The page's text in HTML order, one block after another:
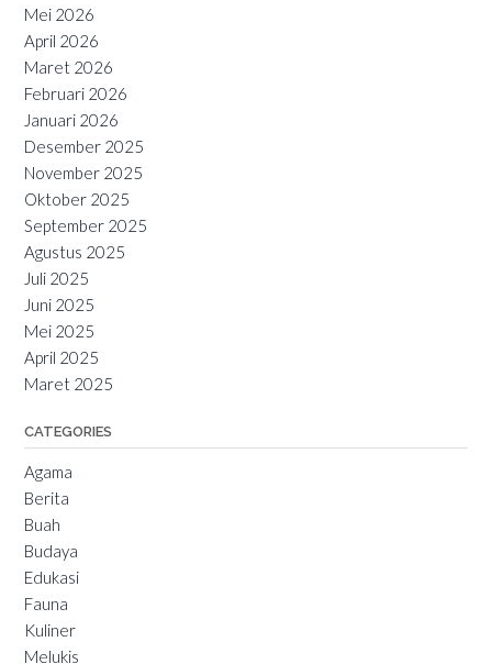
Mei 2026
April 2026
Maret 2026
Februari 2026
Januari 2026
Desember 2025
November 2025
Oktober 2025
September 2025
Agustus 2025
Juli 2025
Juni 2025
Mei 2025
April 2025
Maret 2025
CATEGORIES
Agama
Berita
Buah
Budaya
Edukasi
Fauna
Kuliner
Melukis